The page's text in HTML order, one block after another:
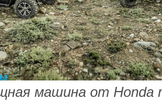
машина от Honda